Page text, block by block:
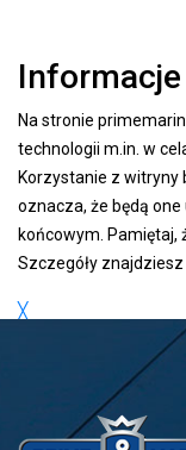
Na stronie
technologii m.in. w
Korzystanie z
oznacza, że będą
końcowym. Pamiętaj,
Szczegóły znajdziesz
╳